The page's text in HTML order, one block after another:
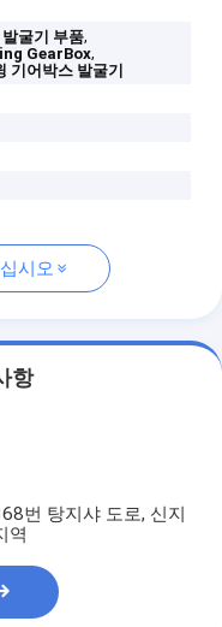
굴기 부품,
GearBox,
기어박스 발굴기
시오
항
번 탕지샤 도로, 신지
역